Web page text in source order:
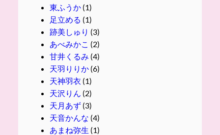
東ふうか(1)
足立める (1)
跡美しゅり (3)
あべみかこ (2)
甘井くるみ (4)
天羽りりか(6)
天神羽衣 (1)
天沢りん (2)
天月あず(3)
天音かんな (4)
あまね弥生 (1)